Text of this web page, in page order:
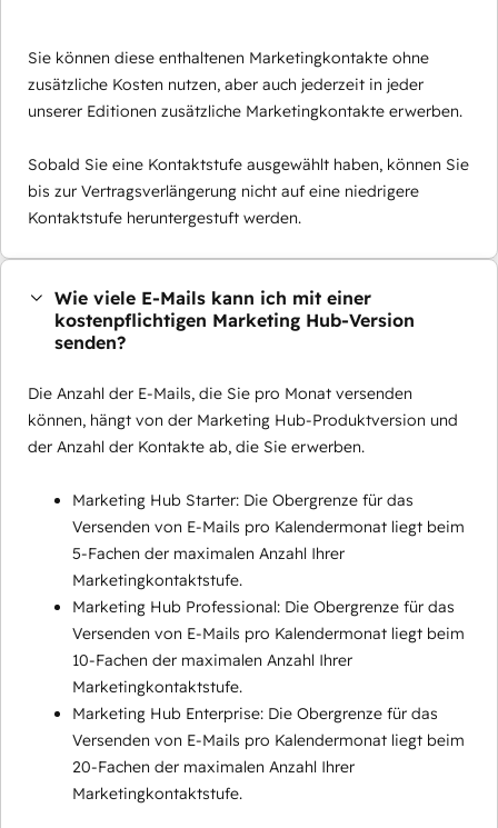
Sie können diese enthaltenen Marketingkontakte ohne
zusätzliche Kosten nutzen, aber auch jederzeit in jeder
unserer Editionen zusätzliche Marketingkontakte erwerben.
Sobald Sie eine Kontaktstufe ausgewählt haben, können Sie
bis zur Vertragsverlängerung nicht auf eine niedrigere
Kontaktstufe heruntergestuft werden.
Wie viele E-Mails kann ich mit einer
kostenpflichtigen Marketing Hub-Version
senden?
Die Anzahl der E-Mails, die Sie pro Monat versenden
können, hängt von der Marketing Hub-Produktversion und
der Anzahl der Kontakte ab, die Sie erwerben.
Marketing Hub Starter: Die Obergrenze für das
Versenden von E-Mails pro Kalendermonat liegt beim
5-Fachen der maximalen Anzahl Ihrer
Marketingkontaktstufe.
Marketing Hub Professional: Die Obergrenze für das
Versenden von E-Mails pro Kalendermonat liegt beim
10-Fachen der maximalen Anzahl Ihrer
Marketingkontaktstufe.
Marketing Hub Enterprise: Die Obergrenze für das
Versenden von E-Mails pro Kalendermonat liegt beim
20-Fachen der maximalen Anzahl Ihrer
Marketingkontaktstufe.